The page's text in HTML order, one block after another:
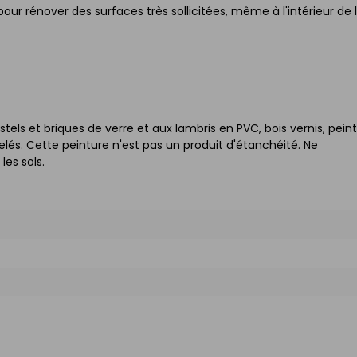
rénover des surfaces très sollicitées, même à l'intérieur de
et briques de verre et aux lambris en PVC, bois vernis, peint
Cette peinture n'est pas un produit d'étanchéité. Ne
sols.